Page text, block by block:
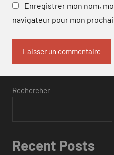
Enregistrer mon nom,
navigateur pour mon
Rechercher
Recent Posts